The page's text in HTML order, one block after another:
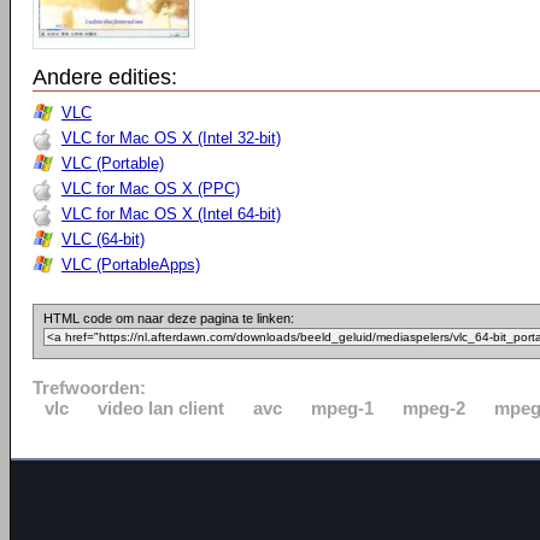
Andere edities:
VLC
VLC for Mac OS X (Intel 32-bit)
VLC (Portable)
VLC for Mac OS X (PPC)
VLC for Mac OS X (Intel 64-bit)
VLC (64-bit)
VLC (PortableApps)
HTML code om naar deze pagina te linken:
Trefwoorden:
vlc
video lan client avc mpeg-1 mpeg-2